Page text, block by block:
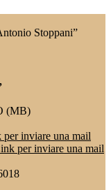
Stoppani”
(MB)
inviare una mail
per inviare una mail